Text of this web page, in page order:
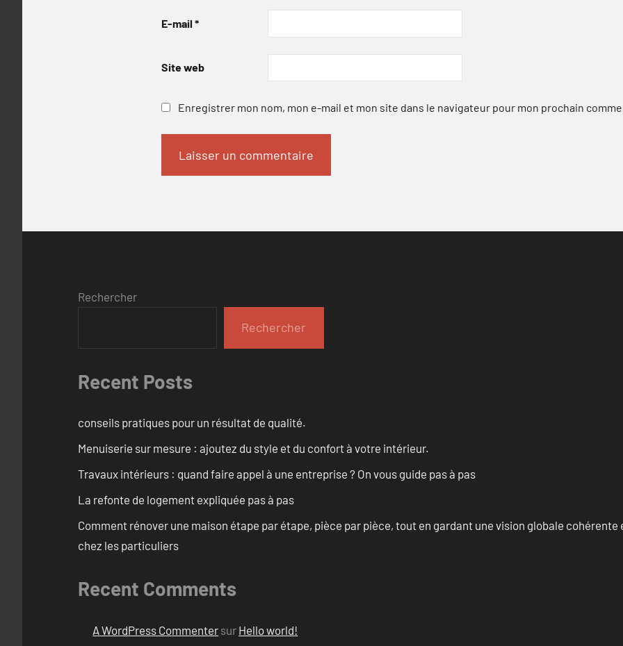
E-mail *
Site web
Enregistrer mon nom, mon e-mail et mon site dans le navigateur pour mon prochain
Rechercher
Rechercher
Recent Posts
conseils pratiques pour un résultat de qualité.
Menuiserie sur mesure : ajoutez du style et du confort à votre intérieur.
Travaux intérieurs : quand faire appel à une entreprise ? On vous guide pas à pas
La refonte de logement expliquée pas à pas
Comment rénover une maison étape par étape, pièce par pièce, tout en gardant une vision globale
chez les particuliers
Recent Comments
A WordPress Commenter sur Hello world!